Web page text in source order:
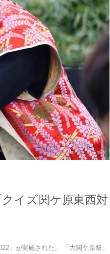
イズ関ケ原東西対
」が実施された。 「大関ケ原祭」